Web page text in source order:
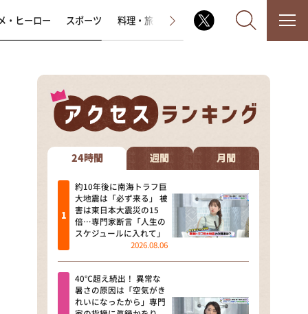
なるみ・岡村の過ぎるTV
相席食堂
これ余談なんですけど・・・
～人生密着トークバラエティ！
～ やすとものいたって真剣です
探偵！ナイトスクープ
news おかえり
・ヒーロー スポーツ 料理・旅 ラジオ番組 その他
24時間 週間 月間
約10年後に南海トラフ巨
大地震は「必ず来る」 被
害は東日本大震災の15
倍…専門家断言「人生の
スケジュールに入れて」
2026.08.06
40℃超え続出！ 異常な
暑さの原因は「空気がき
れいになったから」専門